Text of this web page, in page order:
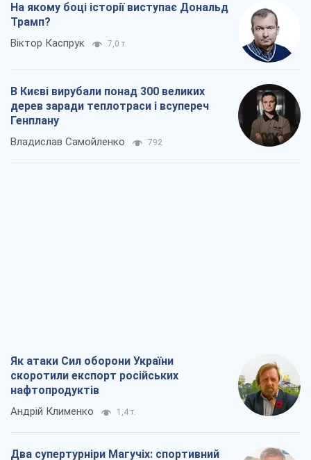
На якому боці історії виступає Дональд
Трамп?
Віктор Каспрук 7,0 т.
В Києві вирубали понад 300 великих
дерев заради теплотраси і всупереч
Генплану
Владислав Самойленко 792
Як атаки Сил оборони України
скоротили експорт російських
нафтопродуктів
Андрій Клименко 1,4 т.
Два супертурніри Магучіх: спортивний